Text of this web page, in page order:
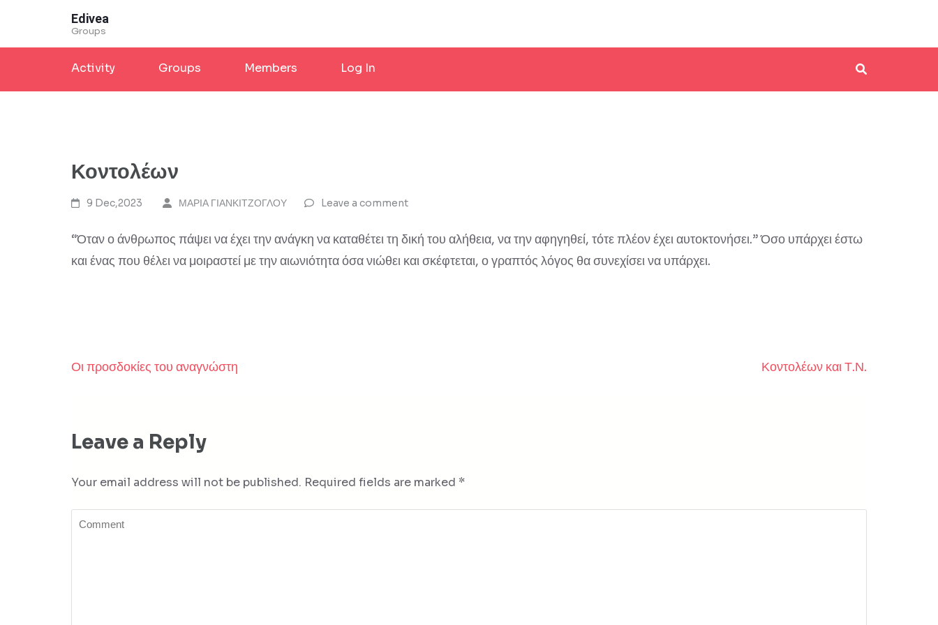
Enter)
Edivea
Groups
Activity Groups Members Log In
Κοντολέων
9 Dec,2023 ΜΑΡΙΑ ΓΙΑΝΚΙΤΖΟΓΛΟΥ Leave a comment
“Όταν ο άνθρωπος πάψει να έχει την ανάγκη να καταθέτει τη δική του αλήθεια, να την αφηγηθεί, τότε πλέον έχει αυτοκτονήσει.” Όσο υπάρχει έστω
και ένας που θέλει να μοιραστεί με την αιωνιότητα όσα νιώθει και σκέφτεται, ο γραπτός λόγος θα συνεχίσει να υπάρχει.
Post
Οι προσδοκίες του αναγνώστη Κοντολέων και Τ.Ν.
Leave a Reply
Your email address will not be published. Required fields are marked *
Comment